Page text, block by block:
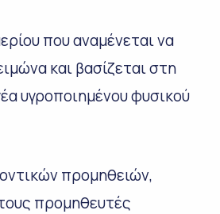
που αναμένεται να
και βασίζεται στη
υγροποιημένου φυσικού
προμηθειών,
προμηθευτές